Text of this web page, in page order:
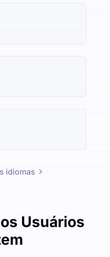
idiomas
Usuários